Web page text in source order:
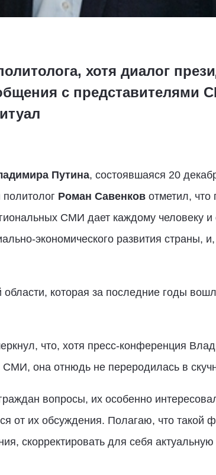
хотя диалог
с представителями
Путина, состоявшаяся 20
Роман Савенковотметил, что
СМИ дает каждому человеку
экономического развития страны,
которая за последние годы
что, хотя пресс-конференция
она отнюдь не переродилась в
вопросы, их особенно
от их обсуждения. Полагаю, что такой
скорректировать для себя